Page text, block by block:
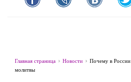
Главная страница Новости
Почему в России
молитвы